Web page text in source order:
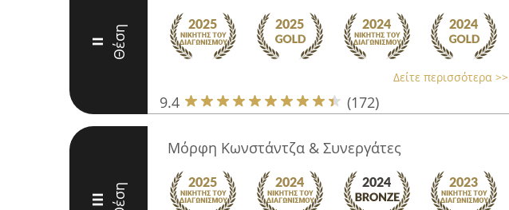
II Θέση
Δείτε περισσότερα >>
9.4 (172)
III Θέση
Μόρφη Κωνστάντζα & Συνεργάτες